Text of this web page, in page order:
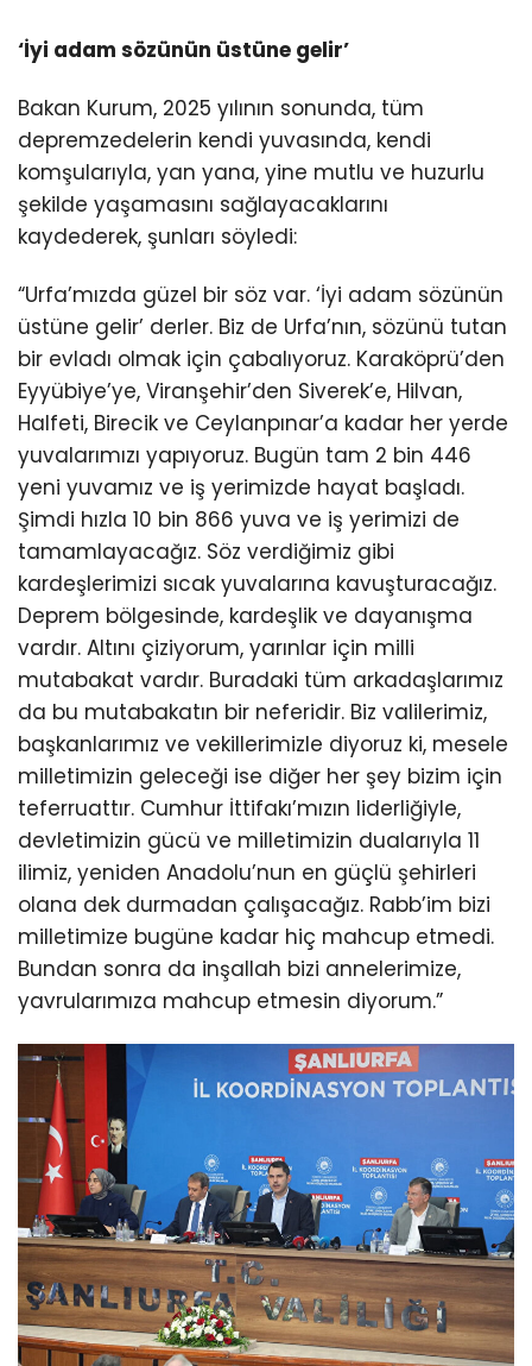
‘İyi adam sözünün üstüne gelir’
Bakan Kurum, 2025 yılının sonunda, tüm
depremzedelerin kendi yuvasında, kendi
komşularıyla, yan yana, yine mutlu ve huzurlu
şekilde yaşamasını sağlayacaklarını
kaydederek, şunları söyledi:
“Urfa’mızda güzel bir söz var. ‘İyi adam sözünün
üstüne gelir’ derler. Biz de Urfa’nın, sözünü tutan
bir evladı olmak için çabalıyoruz. Karaköprü’den
Eyyübiye’ye, Viranşehir’den Siverek’e, Hilvan,
Halfeti, Birecik ve Ceylanpınar’a kadar her yerde
yuvalarımızı yapıyoruz. Bugün tam 2 bin 446
yeni yuvamız ve iş yerimizde hayat başladı.
Şimdi hızla 10 bin 866 yuva ve iş yerimizi de
tamamlayacağız. Söz verdiğimiz gibi
kardeşlerimizi sıcak yuvalarına kavuşturacağız.
Deprem bölgesinde, kardeşlik ve dayanışma
vardır. Altını çiziyorum, yarınlar için milli
mutabakat vardır. Buradaki tüm arkadaşlarımız
da bu mutabakatın bir neferidir. Biz valilerimiz,
başkanlarımız ve vekillerimizle diyoruz ki, mesele
milletimizin geleceği ise diğer her şey bizim için
teferruattır. Cumhur İttifakı’mızın liderliğiyle,
devletimizin gücü ve milletimizin dualarıyla 11
ilimiz, yeniden Anadolu’nun en güçlü şehirleri
olana dek durmadan çalışacağız. Rabb’im bizi
milletimize bugüne kadar hiç mahcup etmedi.
Bundan sonra da inşallah bizi annelerimize,
yavrularımıza mahcup etmesin diyorum.”